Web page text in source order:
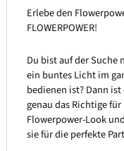
Erlebe den
FLOWERPOWER!
Du bist auf der Suche
ein buntes Licht im
bedienen ist? Dann ist
genau das Richtige
Flowerpower-Look
sie für die perfekte